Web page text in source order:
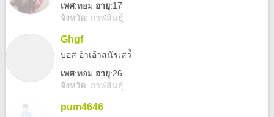
เพศ:ทอม อายุ:17
จังหวัด: กาฬสินธุ์
Ghgf
บอส อ้าเอ้าสนัรเสว่้ี
เพศ:ทอม อายุ:26
จังหวัด: กาฬสินธุ์
pum4646